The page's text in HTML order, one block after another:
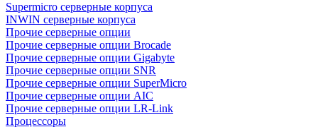
Supermicro серверные корпуса
INWIN серверные корпуса
Прочие серверные опции
Прочие серверные опции Brocade
Прочие серверные опции Gigabyte
Прочие серверные опции SNR
Прочие серверные опции SuperMicro
Прочие серверные опции AIC
Прочие серверные опции LR-Link
Процессоры